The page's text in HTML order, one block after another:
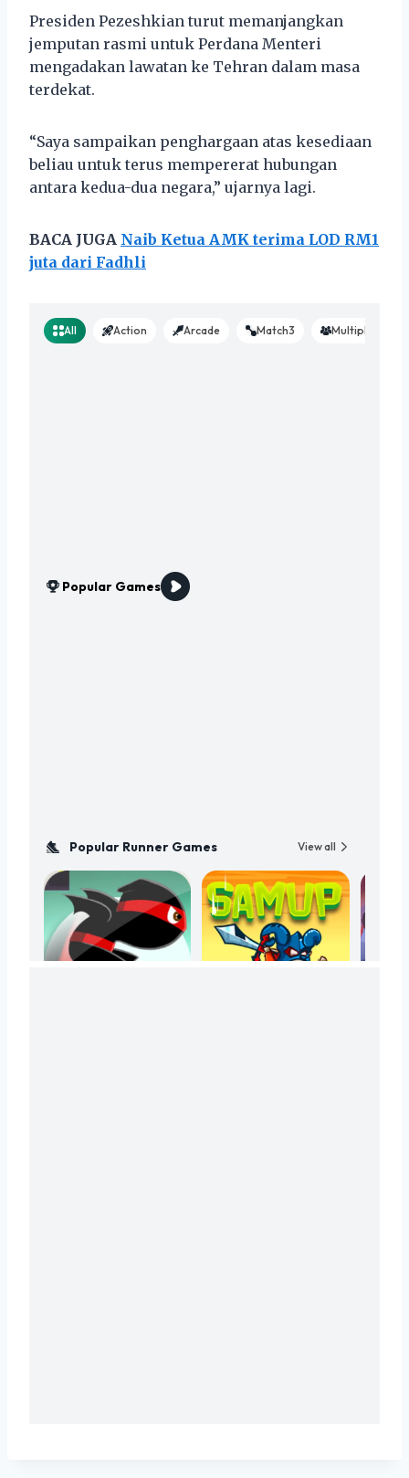
Presiden Pezeshkian turut memanjangkan
jemputan rasmi untuk Perdana Menteri
mengadakan lawatan ke Tehran dalam masa
terdekat.
“Saya sampaikan penghargaan atas kesediaan
beliau untuk terus mempererat hubungan
antara kedua-dua negara,” ujarnya lagi.
BACA JUGA Naib Ketua AMK terima LOD RM1
juta dari Fadhli